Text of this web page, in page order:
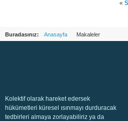
«
Buradasınız: Anasayfa Makaleler
Kolektif olarak hareket edersek
hükümetleri küresel ısınmayı durduracak
tedbirleri almaya zorlayabiliriz ya da